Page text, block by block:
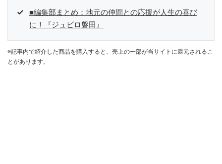
■編集部まとめ：地元の仲間との応援が人生の喜び
に！『ジュビロ磐田』
※記事内で紹介した商品を購入すると、売上の一部が当サイトに還元されるこ
とがあります。